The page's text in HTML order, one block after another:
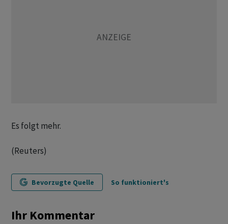
Es folgt mehr.
(Reuters)
Bevorzugte Quelle So funktioniert's
Ihr Kommentar